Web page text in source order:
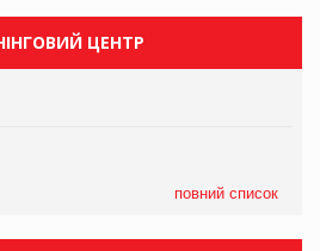
ЦЕНТР
повний список